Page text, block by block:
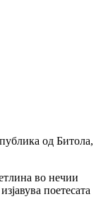
од Битола,
во нечии
поетесата